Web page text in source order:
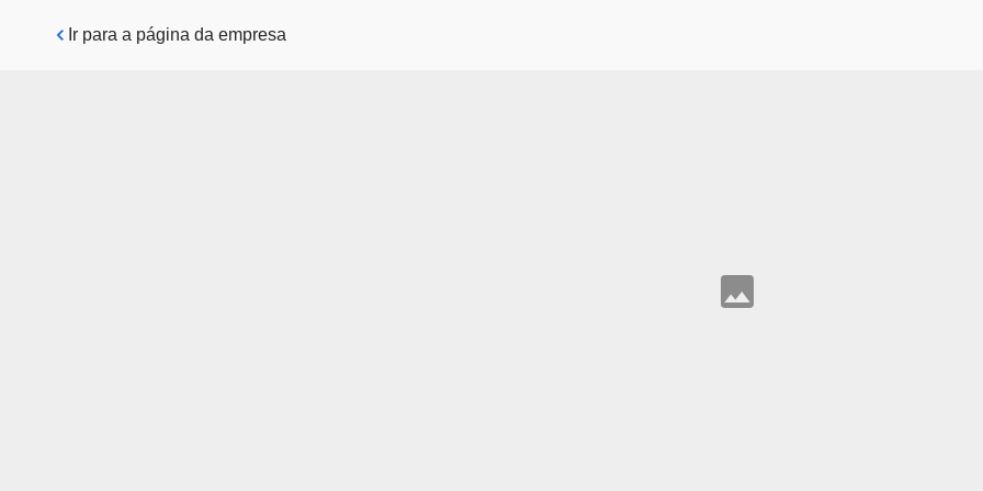
Pular para o conteúdo principal
Ir para a página da empresa